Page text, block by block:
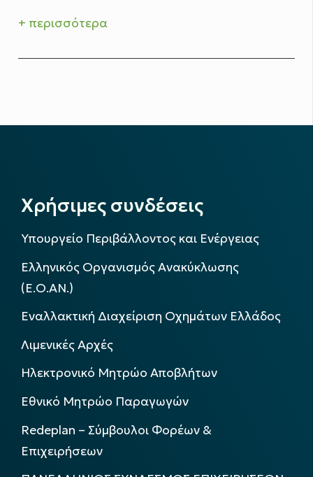
+ περισσότερα
Χρήσιμες συνδέσεις
Υπουργείο Περιβάλλοντος και Ενέργειας
Ελληνικός Οργανισμός Ανακύκλωσης
(Ε.Ο.ΑΝ.)
Εναλλακτική Διαχείριση Οχημάτων Ελλάδος
Λιμενικές Αρχές
Ηλεκτρονικό Μητρώο Αποβλήτων
Εθνικό Μητρώο Παραγωγών
Redeplan – Σύμβουλοι Φορέων &
Επιχειρήσεων